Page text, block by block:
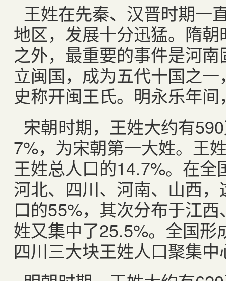
王姓在先秦、汉晋时期一
地区，发展十分迅猛。隋
之外，最重要的事件是河
立闽国，成为五代十国之
史称开闽王氏。明永乐年
宋朝时期，王姓大约有
7%，为宋朝第一大姓。王
王姓总人口的14.7%。在
河北、四川、河南、山西
口的55%，其次分布于江
姓又集中了25.5%。全国
四川三大块王姓人口聚集中